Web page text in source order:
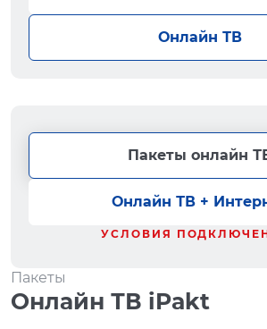
Онлайн ТВ
Пакеты онлайн
Онлайн ТВ +
УСЛОВИЯ
Пакеты
Онлайн ТВ iPakt